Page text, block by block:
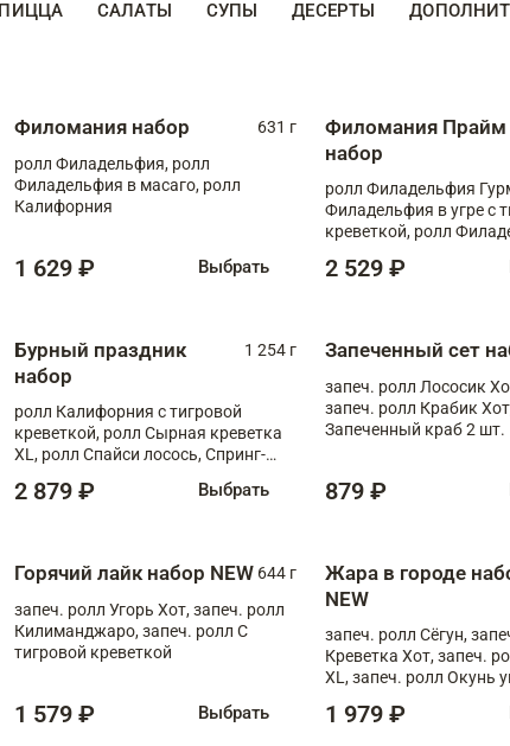
ПИЦЦА САЛАТЫ СУПЫ ДЕСЕРТЫ
Филомания набор
631 г
ролл Филадельфия, ролл
Филадельфия в масаго, ролл
Калифорния
1 629 ₽ Выбрать
Филомания Прайм
набор
ролл Филадельфия
Филадельфия в угре с
креветкой, ролл
2 529 ₽
Бурный праздник
набор
1 254 г
ролл Калифорния с тигровой
креветкой, ролл Сырная креветка
XL, ролл Спайси лосось, Спринг-
Медовая креветка
2 879 ₽ Выбрать
Запеченный сет
запеч. ролл Лососик
запеч. ролл Крабик
Запеченный краб 2 шт.
879 ₽
Горячий лайк набор NEW 644 г
запеч. ролл Угорь Хот, запеч. ролл
Килиманджаро, запеч. ролл С
тигровой креветкой
1 579 ₽ Выбрать
Жара в городе
NEW
запеч. ролл Сёгун,
Креветка Хот, запеч.
XL, запеч. ролл Окунь
1 979 ₽